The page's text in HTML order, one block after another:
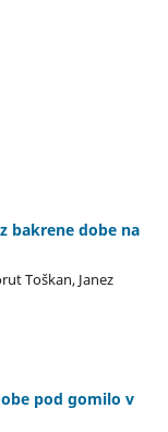
bakrene dobe na
Toškan, Janez
pod gomilo v